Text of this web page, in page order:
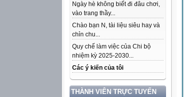
Ngày hè không biết đi đâu chơi,
vào trang thầy...
Chào bạn N, tài liệu siêu hay và
chỉn chu...
Quy chế làm việc của Chi bộ
nhiệm kỳ 2025-2030...
Các ý kiến của tôi
THÀNH VIÊN TRỰC TUYẾN